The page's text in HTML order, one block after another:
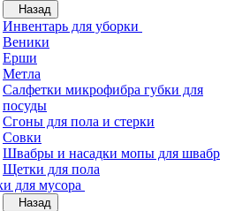
Назад
Инвентарь для уборки
Веники
Ерши
Метла
Салфетки микрофибра губки для
посуды
Сгоны для пола и стерки
Совки
Швабры и насадки мопы для швабр
Щетки для пола
для мусора
Назад